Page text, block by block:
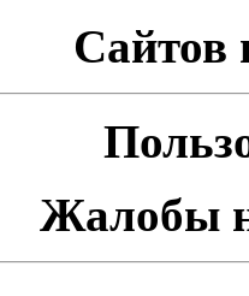
Сайтов
Жалобы